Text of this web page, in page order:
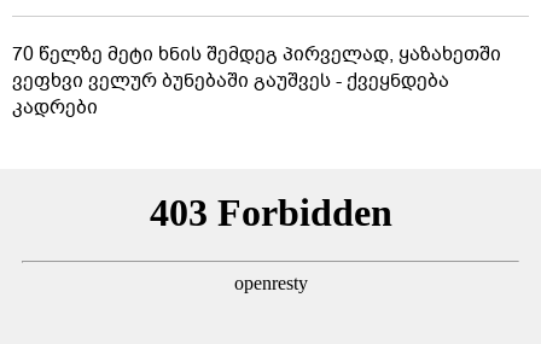
70 წელზე მეტი ხნის შემდეგ პირველად, ყაზახეთში
ვეფხვი ველურ ბუნებაში გაუშვეს - ქვეყნდება
კადრები